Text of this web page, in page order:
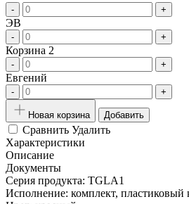
- +
ЭВ
- +
Корзина 2
- +
Евгений
- +
Новая корзина Добавить
Сравнить Удалить
Характеристики
Описание
Документы
Серия продукта: TGLA1
Исполнение: комплект, пластиковый